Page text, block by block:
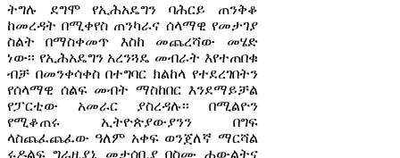
ትግሉ ደግሞ የኢሕአዴግን ባሕርይ ጠንቅቆ
ከመረዳት በሚቀየስ ጠንካራና ሰላማዊ የመታገያ
ስልት በማስቀመጥ እስከ መጨረሻው መሄድ
ነው፡፡ የኢሕአዴግን አረንጓዴ መብራት እየተጠበቁ
ብቻ በመንቀሳቀስ በተግባር ክልከላ የተደረገበትን
የሰላማዊ ሰልፍ መብት ማስከበር እንደማይቻል
የፓርቲው አመራር ያስረዳሉ፡፡ በሚልዮን
የሚቆጠሩ ኢትዮጵያውያንን በግፍ
ላስጨፈጨፈው ዓለም አቀፍ ወንጀለኛ ማርሻል
ሩዶልፍ ግራዚያኒ መታሰቢያ በስሙ ሐውልትና